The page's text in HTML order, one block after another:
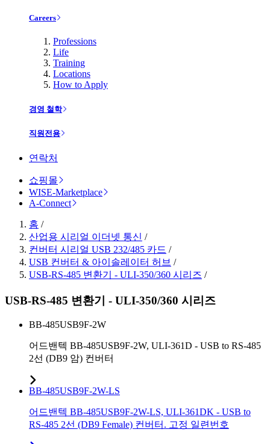
Careers
Professions
Life
Training
Locations
How to Apply
경영 철학
직원전용
연락처
쇼핑몰
WISE-Marketplace
A-Connect
홈 /
산업용 시리얼 이더넷 통신 /
컨버터 시리얼 USB 232/485 카드 /
USB 컨버터 & 아이솔레이터 허브 /
USB-RS-485 변환기 - ULI-350/360 시리즈 /
USB-RS-485 변환기 - ULI-350/360 시리즈
BB-485USB9F-2W
어드밴텍 BB-485USB9F-2W, ULI-361D - USB to RS-485
2선 (DB9 암) 컨버터
BB-485USB9F-2W-LS
어드밴텍 BB-485USB9F-2W-LS, ULI-361DK - USB to
RS-485 2선 (DB9 Female) 컨버터. 고정 일련번호